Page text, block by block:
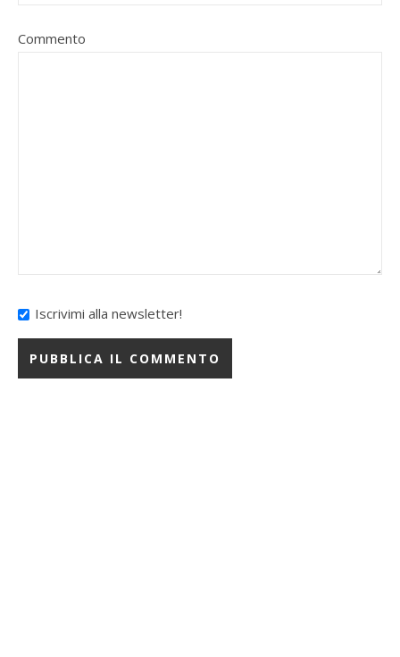
Commento
Iscrivimi alla newsletter!